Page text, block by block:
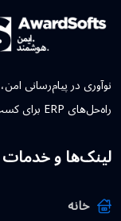
نوآوری در پیام‌رسانی
راه‌حل‌های ERP برای کسب‌وکارها، دولت‌ها و سازمان‌ها.
لینک‌ها و خدمات
خانه